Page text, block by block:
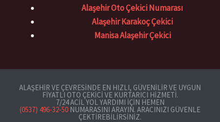
Alaşehir Oto Çekici Numarası
Alaşehir Karakoç Çekici
Manisa Alaşehir Çekici
ALAŞEHIR VE ÇEVRESINDE EN HIZLI, GÜVENILIR VE UYGUN
FIYATLI OTO ÇEKICI VE KURTARICI HIZMETI.
7/24 ACIL YOL YARDIMI IÇIN HEMEN
(0537) 496-32-50 NUMARASINI ARAYIN. ARACINIZI GÜVENLE
ÇEKTIREBILIRSINIZ.